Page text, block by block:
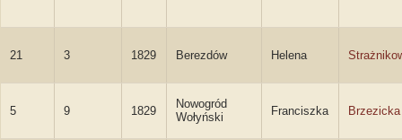
21 3 1829 Berezdów Helena
5 9 1829
Nowogród
Wołyński
Franciszka Brzezicka